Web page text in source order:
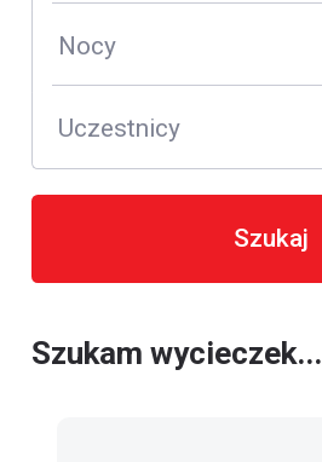
Nocy
Uczestnicy
Szukaj
Szukam wycieczek...